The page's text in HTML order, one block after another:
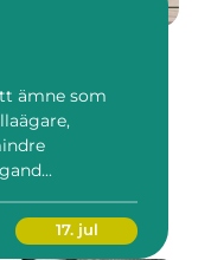
ämne som
17. jul